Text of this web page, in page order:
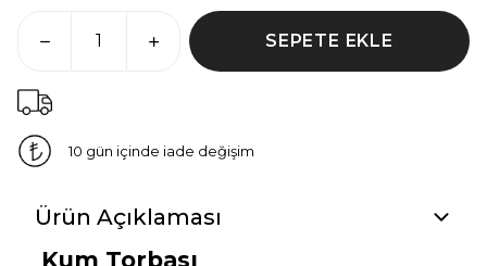
SEPETE EKLE
10 gün içinde iade değişim
Ürün Açıklaması
Kum Torbası